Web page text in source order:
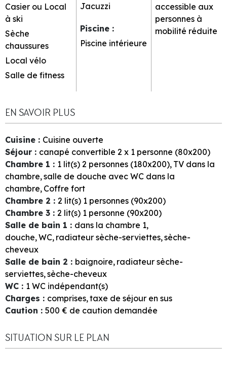
Casier ou Local
à ski
Sèche
chaussures
Local vélo
Salle de fitness
Jacuzzi
Piscine :
Piscine intérieure
accessible aux
personnes à
mobilité réduite
EN SAVOIR PLUS
Cuisine : Cuisine ouverte
Séjour : canapé convertible 2 x 1 personne (80x200)
Chambre 1 : 1 lit(s) 2 personnes (180x200) TV dans la
chambre salle de douche avec WC dans la
chambre Coffre fort
Chambre 2 : 2 lit(s) 1 personnes (90x200)
Chambre 3 : 2 lit(s) 1 personne (90x200)
Salle de bain 1 : dans la chambre 1
douche WC radiateur sèche-serviettes sèche-
cheveux
Salle de bain 2 : baignoire radiateur sèche-
serviettes sèche-cheveux
WC : 1 WC indépendant(s)
Charges : comprises taxe de séjour en sus
Caution : 500 € de caution demandée
SITUATION SUR LE PLAN